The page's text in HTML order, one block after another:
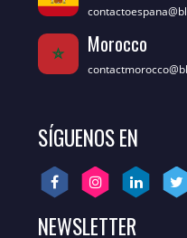
Morocco
SÍGUENOS EN
NEWSLETTER